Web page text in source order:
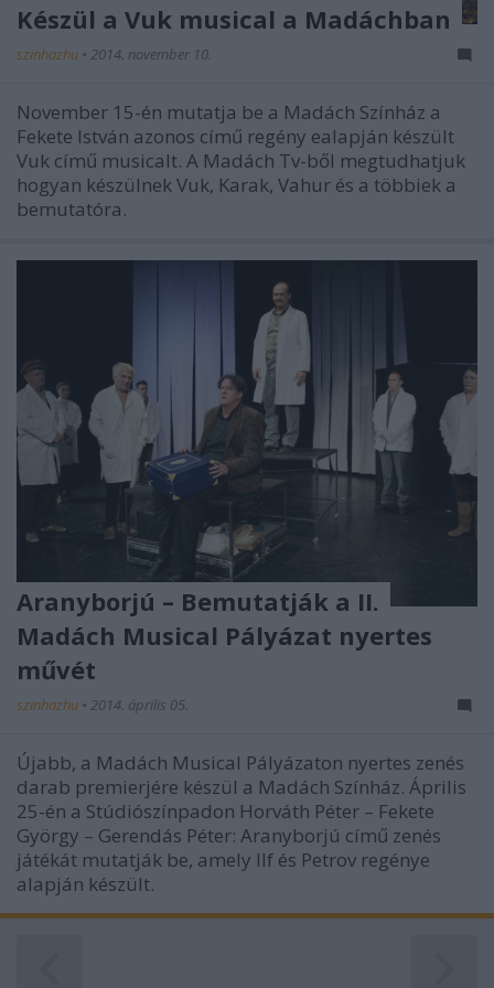
Készül a Vuk musical a Madáchban
szinhazhu • 2014. november 10.
November 15-én mutatja be a Madách Színház a
Fekete István azonos című regény ealapján készült
Vuk című musicalt. A Madách Tv-ből megtudhatjuk
hogyan készülnek Vuk, Karak, Vahur és a többiek a
bemutatóra.
Aranyborjú – Bemutatják a II.
Madách Musical Pályázat nyertes
művét
szinhazhu • 2014. április 05.
Újabb, a Madách Musical Pályázaton nyertes zenés
darab premierjére készül a Madách Színház. Április
25-én a Stúdiószínpadon Horváth Péter – Fekete
György – Gerendás Péter: Aranyborjú című zenés
játékát mutatják be, amely Ilf és Petrov regénye
alapján készült.